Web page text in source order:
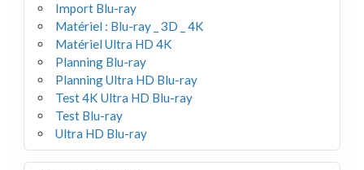
Import Blu-ray
Matériel : Blu-ray _ 3D _ 4K
Matériel Ultra HD 4K
Planning Blu-ray
Planning Ultra HD Blu-ray
Test 4K Ultra HD Blu-ray
Test Blu-ray
Ultra HD Blu-ray